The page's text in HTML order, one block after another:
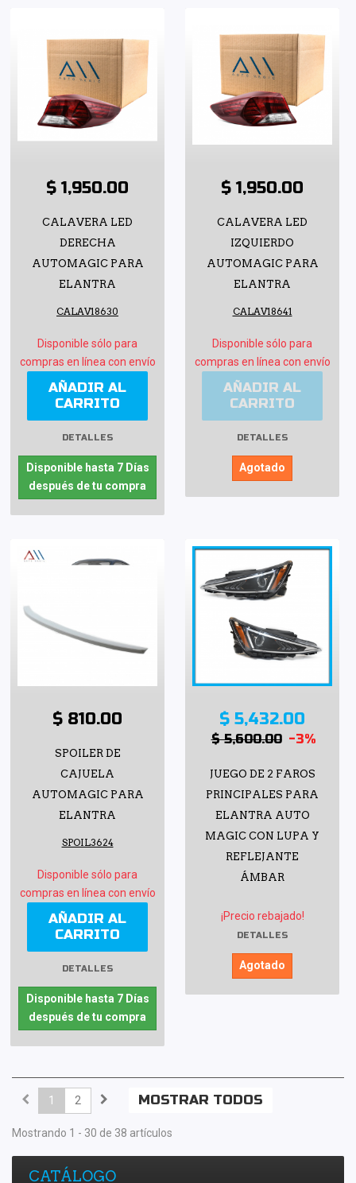
$ 1,950.00
CALAVERA LED
DERECHA
AUTOMAGIC PARA
ELANTRA
CALAV18630
Disponible sólo para
compras en línea con envío
AÑADIR AL
CARRITO
DETALLES
Disponible hasta 7 Días
después de tu compra
$ 1,950.00
CALAVERA LED
IZQUIERDO
AUTOMAGIC PARA
ELANTRA
CALAV18641
Disponible sólo para
compras en línea con envío
AÑADIR AL
CARRITO
DETALLES
Agotado
$ 810.00
SPOILER DE
CAJUELA
AUTOMAGIC PARA
ELANTRA
SPOIL3624
Disponible sólo para
compras en línea con envío
AÑADIR AL
CARRITO
DETALLES
Disponible hasta 7 Días
después de tu compra
$ 5,432.00
$ 5,600.00 -3%
JUEGO DE 2 FAROS
PRINCIPALES PARA
ELANTRA AUTO
MAGIC CON LUPA Y
REFLEJANTE
ÁMBAR
¡Precio rebajado!
DETALLES
Agotado
MOSTRAR TODOS
1 2
Mostrando 1 - 30 de 38 artículos
CATÁLOGO